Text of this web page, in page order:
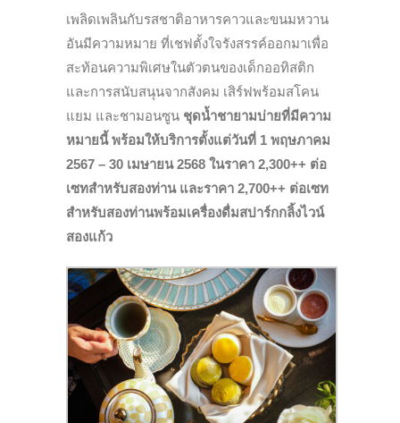
เพลิดเพลินกับรสชาติอาหารคาวและขนมหวาน
อันมีความหมาย ที่เชฟตั้งใจรังสรรค์ออกมาเพื่อ
สะท้อนความพิเศษในตัวตนของเด็กออทิสติก
และการสนับสนุนจากสังคม เสิร์ฟพร้อมสโคน
แยม และชามอนซูน ชุดน้ำชายามบ่ายที่มีความ
หมายนี้ พร้อมให้บริการตั้งแต่วันที่ 1 พฤษภาคม
2567 – 30 เมษายน 2568 ในราคา 2,300++ ต่อ
เซทสำหรับสองท่าน และราคา 2,700++ ต่อเซท
สำหรับสองท่านพร้อมเครื่องดื่มสปาร์กกลิ้งไวน์
สองแก้ว